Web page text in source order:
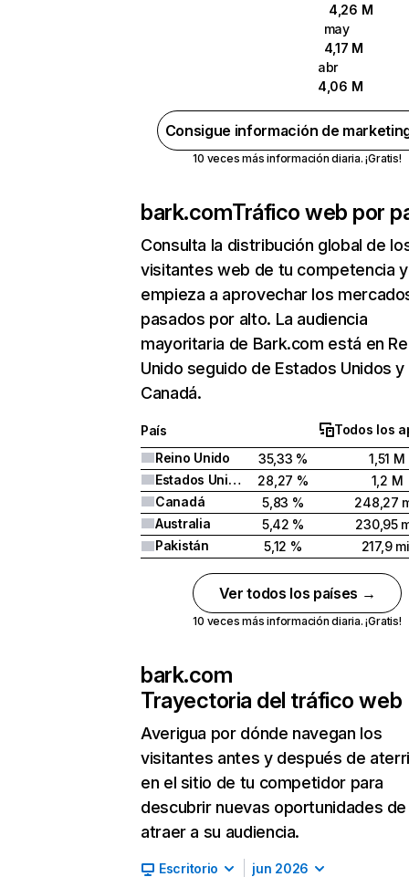
4,26 M
may
4,17 M
abr
4,06 M
Consigue información de
10 veces más información diaria. ¡Gratis!
bark.comTráfico web por
Consulta la distribución global de
visitantes web de tu competencia y
empieza a aprovechar los
pasados por alto. La audiencia
mayoritaria de Bark.com está en
Unido seguido de Estados Unidos y
Canadá.
País
Todos los
Reino Unido
35,33 %
1,51 M
Estados Unidos
28,27 %
1,2 M
Canadá
5,83 %
248,27
Australia
5,42 %
230,95
Pakistán
5,12 % 217,9
Ver todos los países →
10 veces más información diaria. ¡Gratis!
bark.com
Trayectoria del tráfico web
Averigua por dónde navegan los
visitantes antes y después de
en el sitio de tu competidor para
descubrir nuevas oportunidades de
atraer a su audiencia.
Escritorio jun 2026